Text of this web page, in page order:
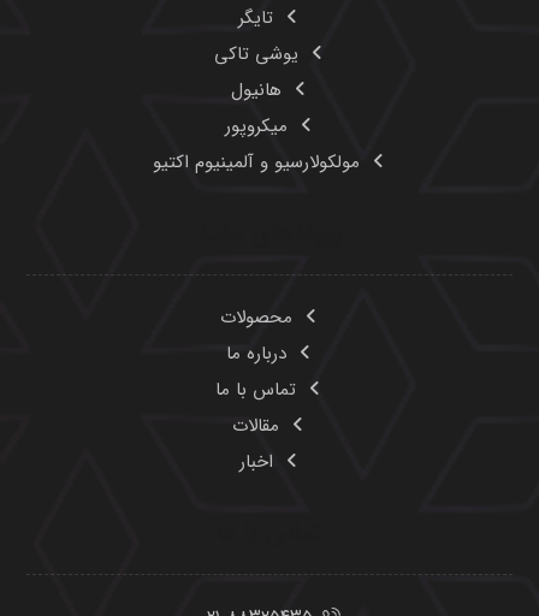
تایگر
یوشی تاکی
هانیول
میکروپور
مولکولارسیو و آلمینیوم اکتیو
محصولات
درباره ما
تماس با ما
مقالات
اخبار